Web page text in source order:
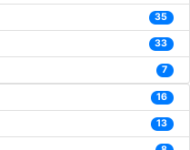
35
33
7
16
13